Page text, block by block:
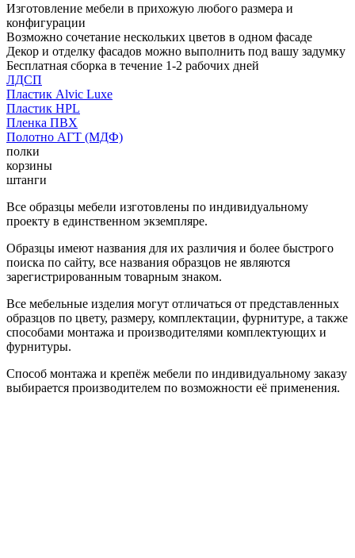
Изготовление мебели в прихожую любого размера и
конфигурации
Возможно сочетание нескольких цветов в одном фасаде
Декор и отделку фасадов можно выполнить под вашу задумку
Бесплатная сборка в течение 1-2 рабочих дней
ЛДСП
Пластик Alvic Luxe
Пластик HPL
Пленка ПВХ
Полотно АГТ (МДФ)
полки
корзины
штанги
Все образцы мебели изготовлены по индивидуальному
проекту в единственном экземпляре.
Образцы имеют названия для их различия и более быстрого
поиска по сайту, все названия образцов не являются
зарегистрированным товарным знаком.
Все мебельные изделия могут отличаться от представленных
образцов по цвету, размеру, комплектации, фурнитуре, а также
способами монтажа и производителями комплектующих и
фурнитуры.
Способ монтажа и крепёж мебели по индивидуальному заказу
выбирается производителем по возможности её применения.